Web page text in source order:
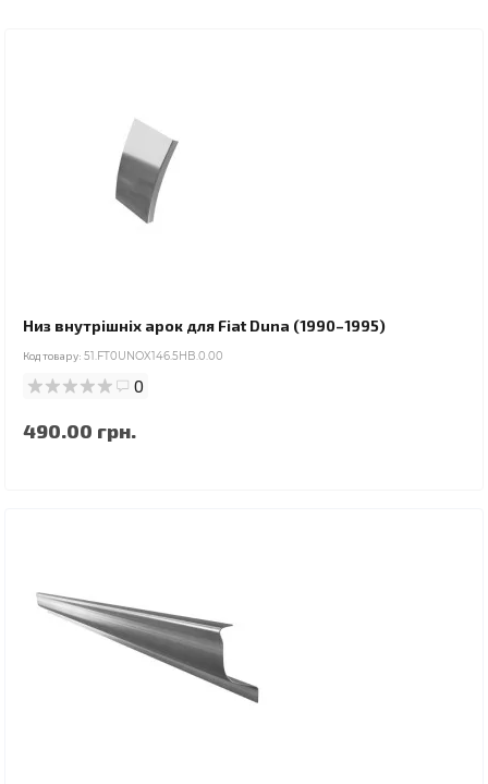
Низ внутрішніх арок для Fiat Duna (1990–1995)
Код товару: 51.FT0UNOX146.5HB.0.00
0
490.00 грн.